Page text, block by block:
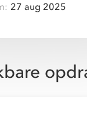
27 aug 2025